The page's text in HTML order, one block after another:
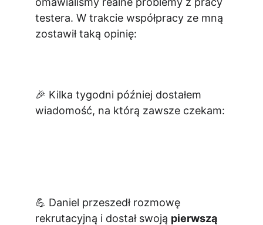
testera. W trakcie współpracy ze mną
zostawił taką opinię:
🎉 Kilka tygodni później dostałem
wiadomość, na którą zawsze czekam:
💪 Daniel przeszedł rozmowę
rekrutacyjną i dostał swoją pierwszą